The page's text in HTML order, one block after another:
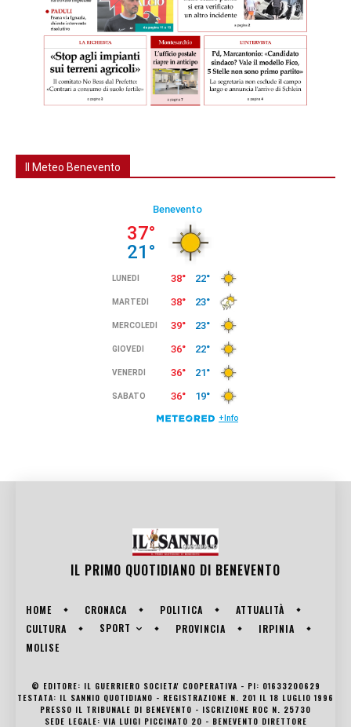
Il Meteo Benevento
IL PRIMO QUOTIDIANO DI BENEVENTO
HOME CRONACA POLITICA
ATTUALITÀ
CULTURA
SPORT PROVINCIA
IRPINIA
MOLISE
© EDITORE: IL GUERRIERO SOCIETA' COOPERATIVA - PI: 01633200629
TESTATA: IL SANNIO QUOTIDIANO - REGISTRAZIONE N. 201 IL 18 LUGLIO 1996
PRESSO IL TRIBUNALE DI BENEVENTO - ISCRIZIONE ROC N. 25730
SEDE LEGALE: VIA LUIGI PICCINATO 20 - BENEVENTO DIRETTORE